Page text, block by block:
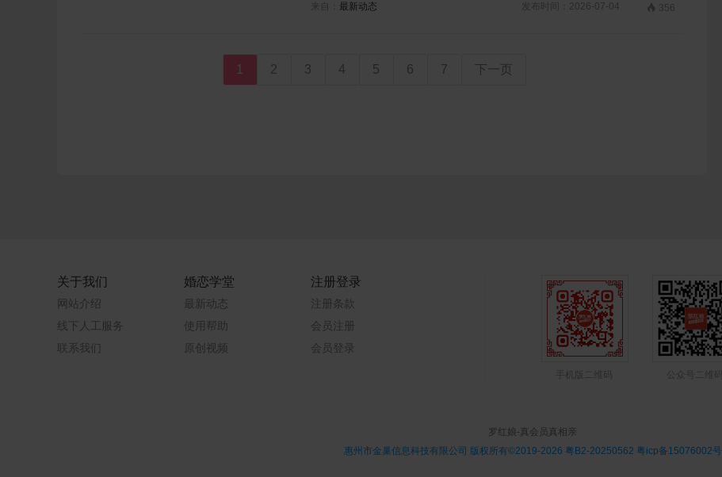
来自： 最新动态 发布时间：2026-07-04  356
1 2 3 4 5 6 7 下一页
关于我们
网站介绍
线下人工服务
联系我们
婚恋学堂
最新动态
使用帮助
原创视频
注册登录
注册条款
会员注册
会员登录
手机版二维码 公众号二维码
罗红娘-真会员真相亲
惠州市金巢信息科技有限公司 版权所有©2019-2026 粤B2-20250562 粤icp备15076002号